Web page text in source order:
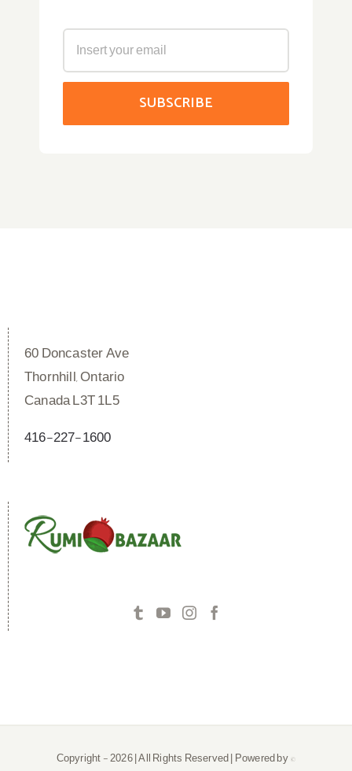
60 Doncaster Ave
Thornhill, Ontario
Canada L3T 1L5
416-227-1600
© Copyright -
2026 | All Rights Reserved | Powered by